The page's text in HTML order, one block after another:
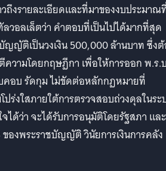
ถึงรายละเอียดและที่มาของงบประมาณ
ลวอลเล็ตว่า คำตอบที่เป็นไปได้มากที่สุด
ญญัติเป็นวงเงิน 500,000 ล้านบาท ซึ่ง
ความโดยกฤษฏีกา เพื่อให้การออก พ.ร.
คอบ รัดกุม ไม่ขัดต่อหลักกฏหมายที่
ปร่งใสภายใต้การตรวจสอบถ่วงดุลในร
ได้ว่า จะได้รับการอนุมัติโดยรัฐสภา และ
ของพระราชบัญญัติ วินัยการเงินการคลัง